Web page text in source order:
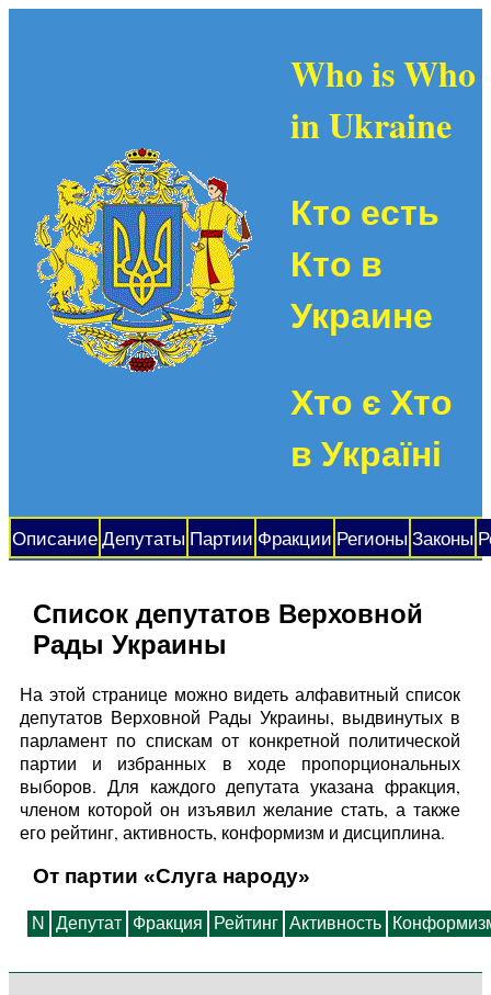
Who is Who
in Ukraine
Кто есть
Кто в
Украине
Хто є Хто
в Україні
Описание Депутаты Партии Фракции Регионы Законы
Список депутатов Верховной
Рады Украины
На этой странице можно видеть алфавитный список
депутатов Верховной Рады Украины, выдвинутых в
парламент по спискам от конкретной политической
партии и избранных в ходе пропорциональных
выборов. Для каждого депутата указана фракция,
членом которой он изъявил желание стать, а также
его рейтинг, активность, конформизм и дисциплина.
От партии «Слуга народу»
N Депутат Фракция Рейтинг Активность